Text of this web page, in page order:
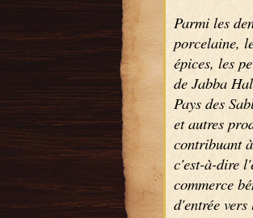
Parmi les
porcelaine,
épices, les
de Jabba
Pays des
et autres
contribuant
c'est-à-dire
commerce
d'entrée